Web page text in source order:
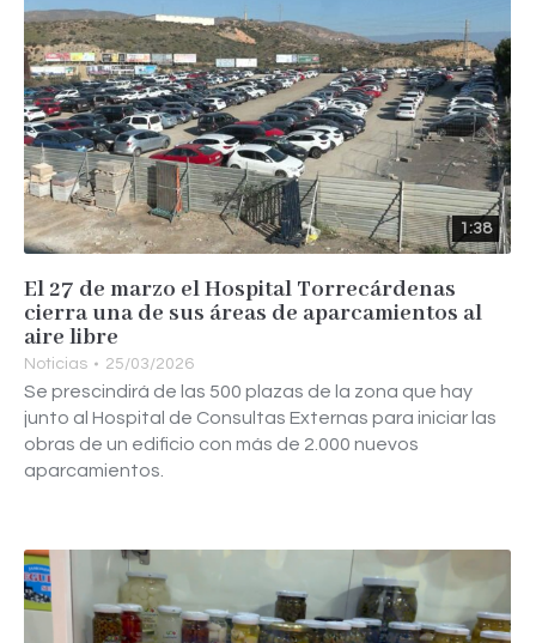
1:38
El 27 de marzo el Hospital Torrecárdenas
cierra una de sus áreas de aparcamientos al
aire libre
Noticias 25/03/2026
Se prescindirá de las 500 plazas de la zona que hay
junto al Hospital de Consultas Externas para iniciar las
obras de un edificio con más de 2.000 nuevos
aparcamientos.